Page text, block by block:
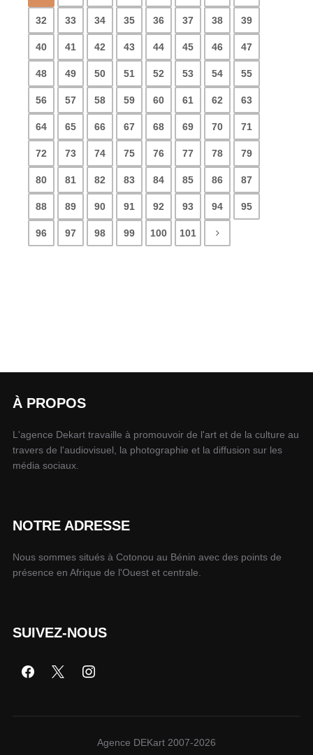
32 33 34 35 36 37 38 39
40 41 42 43 44 45 46 47
48 49 50 51 52 53 54 55
56 57 58 59 60 61 62 63
64 65 66 67 68 69 70 71
72 73 74 75 76 77 78 79
80 81 82 83 84 85 86 87
88 89 90 91 92 93 94 95
96 97 98 99 100 101
À PROPOS
L'agence Dekart travaille à promouvoir de l'art et de la culture au
travers de l'audiovisuel, la photographie et la diffusion sur les
média sociaux.
NOTRE ADRESSE
Nous sommes situés à Cotonou au Bénin avec des points de
présence en Afrique de l'Ouest et centrale.
SUIVEZ-NOUS
Agence DEKart 2007-2026